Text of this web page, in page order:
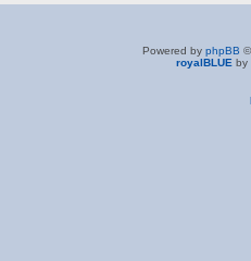
Powered by phpBB
royalBLUE by